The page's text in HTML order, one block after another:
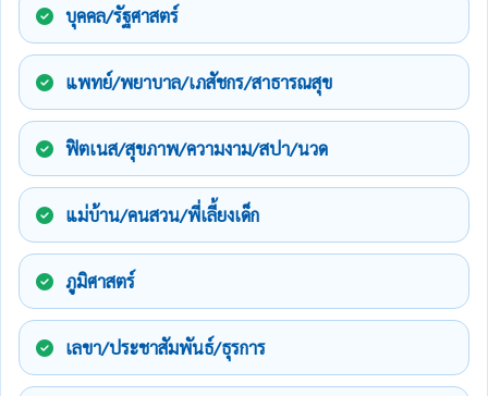
บุคคล/รัฐศาสตร์
แพทย์/พยาบาล/เภสัชกร/สาธารณสุข
ฟิตเนส/สุขภาพ/ความงาม/สปา/นวด
แม่บ้าน/คนสวน/พี่เลี้ยงเด็ก
ภูมิศาสตร์
เลขา/ประชาสัมพันธ์/ธุรการ